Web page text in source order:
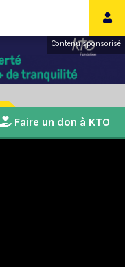
Contenu sponsorisé
Faire un don à KTO